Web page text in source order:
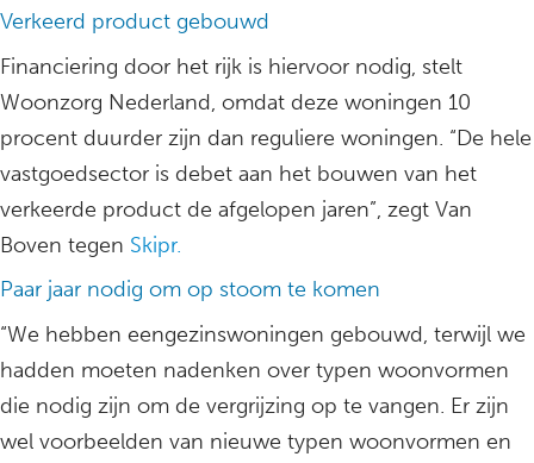
Verkeerd product gebouwd
Financiering door het rijk is hiervoor nodig, stelt
Woonzorg Nederland, omdat deze woningen 10
procent duurder zijn dan reguliere woningen. “De hele
vastgoedsector is debet aan het bouwen van het
verkeerde product de afgelopen jaren”, zegt Van
Boven tegen Skipr.
Paar jaar nodig om op stoom te komen
“We hebben eengezinswoningen gebouwd, terwijl we
hadden moeten nadenken over typen woonvormen
die nodig zijn om de vergrijzing op te vangen. Er zijn
wel voorbeelden van nieuwe typen woonvormen en